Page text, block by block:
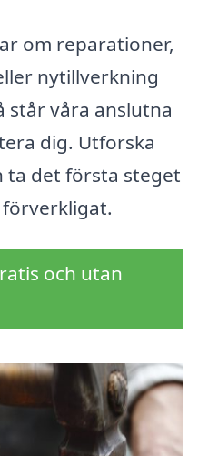
om reparationer,
nytillverkning
står våra anslutna
dig. Utforska
ta det första steget
och utan